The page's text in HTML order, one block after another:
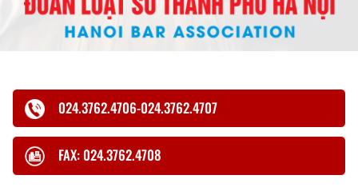
024.3762.4706-024.3762.4707
FAX: 024.3762.4708